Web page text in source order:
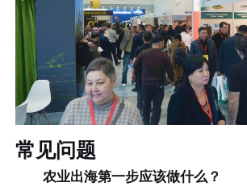
常见问题
农业出海第一步应该做什么？